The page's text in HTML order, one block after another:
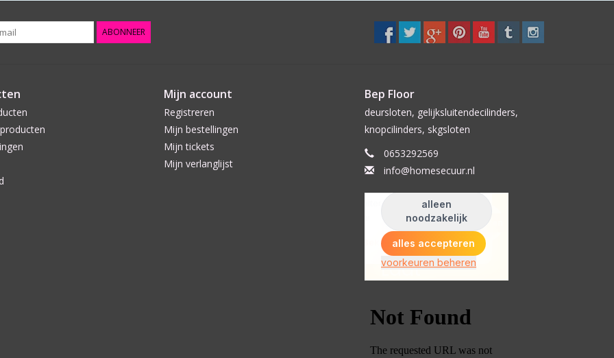
ABONNEER
Mijn account
Registreren
Mijn bestellingen
Mijn tickets
Mijn verlanglijst
Bep Floor
deursloten, gelijksluitendecilinders,
knopcilinders, skgsloten
0653292569
info@homesecuur.nl